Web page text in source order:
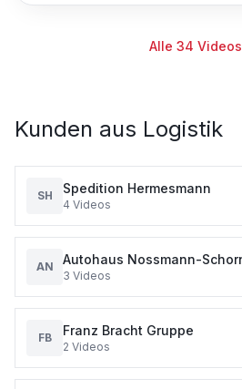
Alle 34
Kunden aus Logistik
SH Spedition Hermesmann
4 Videos
AN Autohaus Nossmann-
3 Videos
FB Franz Bracht Gruppe
2 Videos